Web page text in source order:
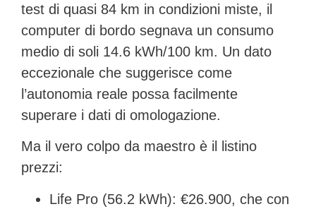
test di quasi 84 km in condizioni miste, il
computer di bordo segnava un consumo
medio di soli 14.6 kWh/100 km. Un dato
eccezionale che suggerisce come
l’autonomia reale possa facilmente
superare i dati di omologazione.
Ma il vero colpo da maestro è il listino
prezzi:
Life Pro (56.2 kWh): €26.900, che con